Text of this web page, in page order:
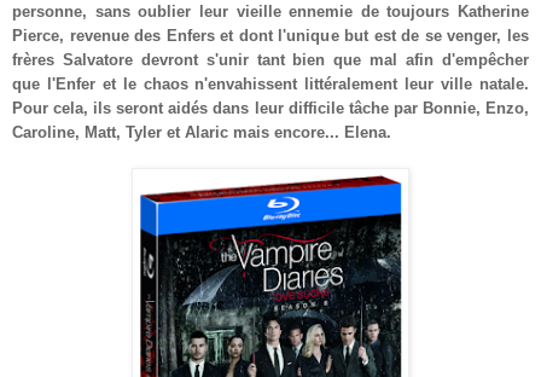
personne, sans oublier leur vieille ennemie de toujours Katherine
Pierce, revenue des Enfers et dont l'unique but est de se venger, les
frères Salvatore devront s'unir tant bien que mal afin d'empêcher
que l'Enfer et le chaos n'envahissent littéralement leur ville natale.
Pour cela, ils seront aidés dans leur difficile tâche par Bonnie, Enzo,
Caroline, Matt, Tyler et Alaric mais encore... Elena.